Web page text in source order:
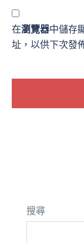
在瀏覽器中儲存
址，以供下次發
搜尋